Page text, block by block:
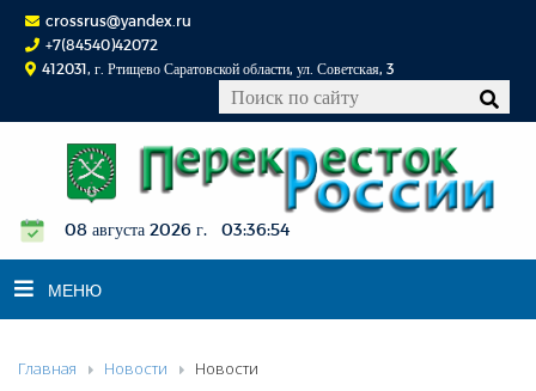
crossrus@yandex.ru
+7(84540)42072
412031, г. Ртищево Саратовской области, ул. Советская, 3
08 августа 2026 г. 03:36:55
МЕНЮ
НОВОСТИ
Главная Новости Новости